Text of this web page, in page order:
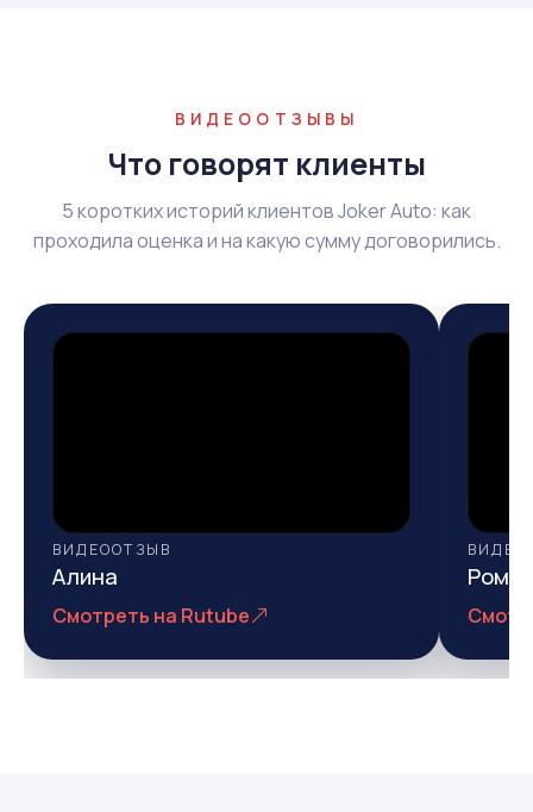
ВИДЕООТЗЫВЫ
Что говорят клиенты
5 коротких историй клиентов Joker Auto: как
проходила оценка и на какую сумму договорились.
ВИДЕООТЗЫВ
Алина
Смотреть на Rutube